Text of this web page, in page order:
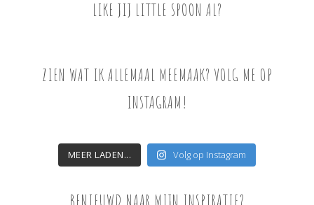
LIKE JIJ LITTLE SPOON AL?
ZIEN WAT IK ALLEMAAL MEEMAAK? VOLG ME OP
INSTAGRAM!
MEER LADEN... Volg op Instagram